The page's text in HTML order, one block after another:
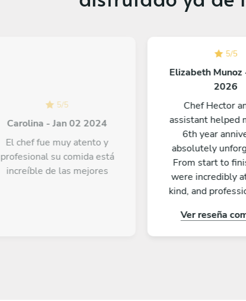
5/5
Carolina - Jan 02 2024
El chef fue muy atento y
profesional su comida está
increíble de las mejores
5/5
Elizabeth
2026
Chef Hector
assistant helped
6th year
absolutely
From start to
were incredibly
kind, and
dish was full of
beautifully
Ver reseña